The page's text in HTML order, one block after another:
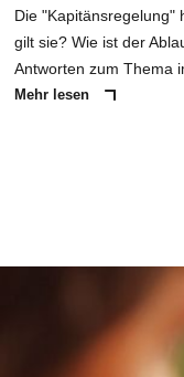
Die "Kapitänsregelung"
gilt sie? Wie ist der
Antworten zum Thema
Mehr lesen